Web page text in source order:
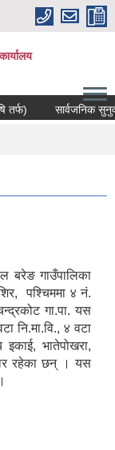
सार्वजनिक सुनुवाइ
बरेङ गाउँपालिका
पश्चिममा ४ नं.
गा.पा. यस
नि.मा.वि., ४ वटा
भातेपोखरा,
रहेका छन् । यस